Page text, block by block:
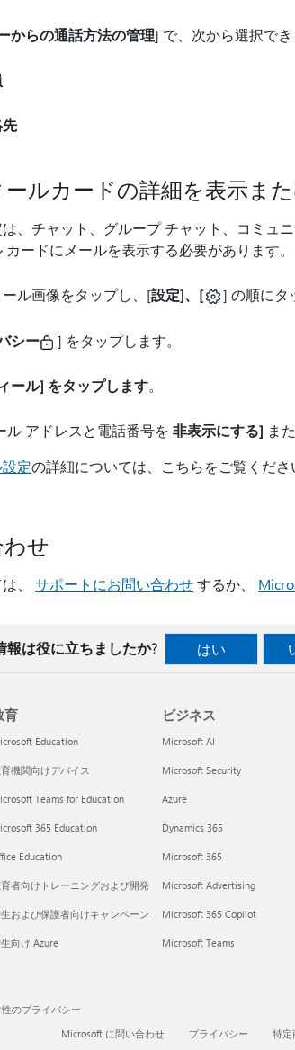
からの通話方法の管理] で、次から選択でき
ルカードの詳細を表示ま
、チャット、グループ チャット、コミュ
ードにメールを表示する必要があります。
ル画像をタップし、[設定]、[ ] の順にタ
シー ] をタップします。
ール] をタップします。
ル アドレスと電話番号を 非表示にする] ま
定の詳細については、こちらをご覧くださ
せ
、 サポートにお問い合わせするか、
報は役に立ちましたか? はい
育
Education
機関向けデバイス
Teams for Education
365 Education
Education
者向けトレーニングおよび開発
および保護者向けキャンペーン
向け Azure
ビジネス
Microsoft AI
Microsoft Security
Azure
Dynamics 365
Microsoft 365
Microsoft Advertising
Microsoft 365 Copilot
Microsoft Teams
のプライバシー
Microsoft に問い合わせ
プライバシー 特定